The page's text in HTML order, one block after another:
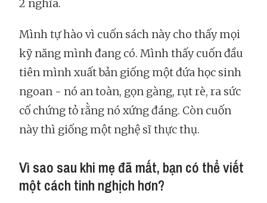
2 nghĩa.
Mình tự hào vì cuốn sách này cho thấy mọi
kỹ năng mình đang có. Mình thấy cuốn đầu
tiên mình xuất bản giống một đứa học sinh
ngoan - nó an toàn, gọn gàng, rụt rè, ra sức
cố chứng tỏ rằng nó xứng đáng. Còn cuốn
này thì giống một nghệ sĩ thực thụ.
Vì sao sau khi mẹ đã mất, bạn có thể viết
một cách tinh nghịch hơn?